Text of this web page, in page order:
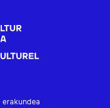
erakundea